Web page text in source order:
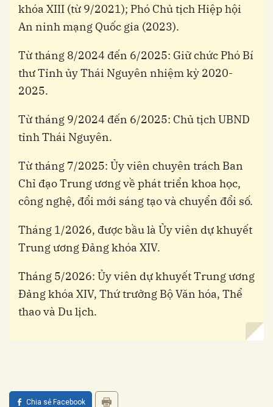
khóa XIII (từ 9/2021); Phó Chủ tịch Hiệp hội
An ninh mạng Quốc gia (2023).
Từ tháng 8/2024 đến 6/2025: Giữ chức Phó Bí
thư Tỉnh ủy Thái Nguyên nhiệm kỳ 2020-
2025.
Từ tháng 9/2024 đến 6/2025: Chủ tịch UBND
tỉnh Thái Nguyên.
Từ tháng 7/2025: Ủy viên chuyên trách Ban
Chỉ đạo Trung ương về phát triển khoa học,
công nghệ, đổi mới sáng tạo và chuyển đổi số.
Tháng 1/2026, được bầu là Ủy viên dự khuyết
Trung ương Đảng khóa XIV.
Tháng 5/2026: Ủy viên dự khuyết Trung ương
Đảng khóa XIV, Thứ trưởng Bộ Văn hóa, Thể
thao và Du lịch.
Chia sẻ Facebook